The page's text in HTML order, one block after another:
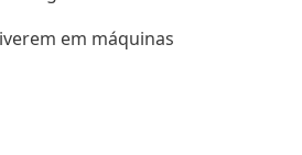
em máquinas